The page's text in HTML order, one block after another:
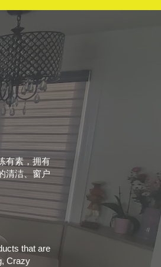
有素，拥有
清洁、窗户
that are
Crazy